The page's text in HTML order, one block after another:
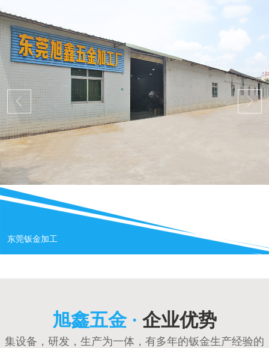
东莞钣金加工
旭鑫五金 · 企业优势
集设备，研发，生产为一体，有多年的钣金生产经验的